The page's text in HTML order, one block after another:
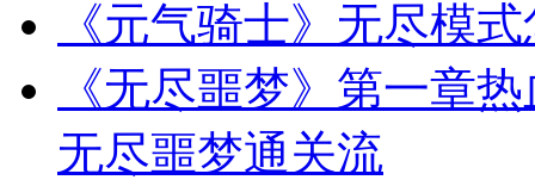
《元气骑士》无尽模
《无尽噩梦》第一章
无尽噩梦通关流